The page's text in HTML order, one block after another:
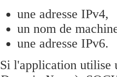
une adresse IPv4,
un nom de
une adresse IPv6.
Si l'application utilise